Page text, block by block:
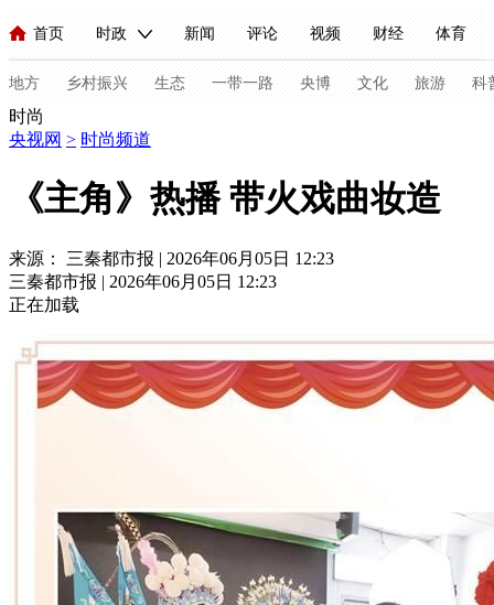
首页 时政 新闻 评论 视频 财经 体育
人民领袖习近平 联播+ 中国领导人 央视快评 习式妙语
直播 栏目大全 节目单 听音 微视频 主持人
海外频道 iPanda English Монгол
地方 乡村振兴 生态 一带一路 央博 文化 旅游 科
新闻 国内 国际 评论 经济
人民领袖习近平 联播+ 热解读
视频 小央视频 小央直播 直播中国 熊猫频道
现场 前线 比划 快看 蓝海中国 新兵请入列
财经 教育 乡村振兴 生态环境 一带一路
大国智造 大国展会
时尚
央视网 > 时尚频道
《主角》热播 带火戏曲妆造
来源： 三秦都市报 | 2026年06月05日 12:23
三秦都市报 | 2026年06月05日 12:23
正在加载